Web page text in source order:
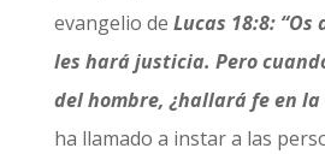
evangelio de Lucas 18:8:
les hará justicia. Pero
del hombre, ¿hallará fe en
ha llamado a instar a las